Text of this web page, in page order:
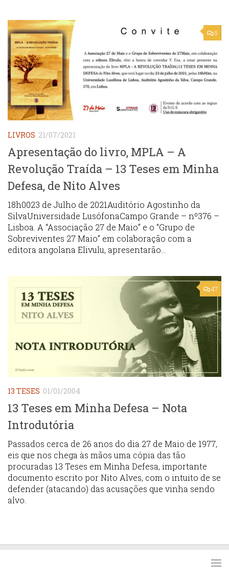
5
LIVROS 21/07/2021
Apresentação do livro, MPLA – A
Revolução Traída – 13 Teses em Minha
Defesa, de Nito Alves
18h0023 de Julho de 2021Auditório Agostinho da
SilvaUniversidade LusófonaCampo Grande – nº376 –
Lisboa. A “Associação 27 de Maio” e o “Grupo de
Sobreviventes 27 Maio” em colaboração com a
editora angolana Elivulu, apresentarão...
47
13 TESES 01/01/2004
13 Teses em Minha Defesa – Nota
Introdutória
Passados cerca de 26 anos do dia 27 de Maio de 1977,
eis que nos chega às mãos uma cópia das tão
procuradas 13 Teses em Minha Defesa, importante
documento escrito por Nito Alves, com o intuito de se
defender (atacando) das acusações que vinha sendo
alvo.